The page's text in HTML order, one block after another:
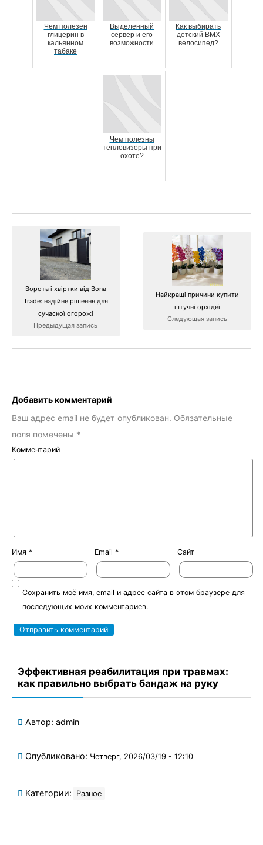
Чем полезен
глицерин в
кальянном
табаке
Выделенный
сервер и его
возможности
Как выбирать
детский BMX
велосипед?
Чем полезны
тепловизоры при
охоте?
Ворота і хвіртки від Bona
Trade: надійне рішення для
сучасної огорожі
Предыдущая запись
Найкращі причини купити
штучні орхідеї
Следующая запись
Добавить комментарий
Ваш адрес email не будет опубликован. Обязательные
поля помечены *
Комментарий
Имя * Email * Сайт
Сохранить моё имя, email и адрес сайта в этом браузере для
последующих моих комментариев.
Эффективная реабилитация при травмах:
как правильно выбрать бандаж на руку
Автор: admin
Опубликовано: Четверг, 2026/03/19 - 12:10
Категории: Разное